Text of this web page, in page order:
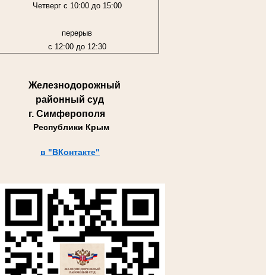
Четверг с 10:00 до 15:00
перерыв
с 12:00 до 12:30
Железнодорожный
районный суд
г. Симферополя
Республики Крым
в "ВКонтакте"